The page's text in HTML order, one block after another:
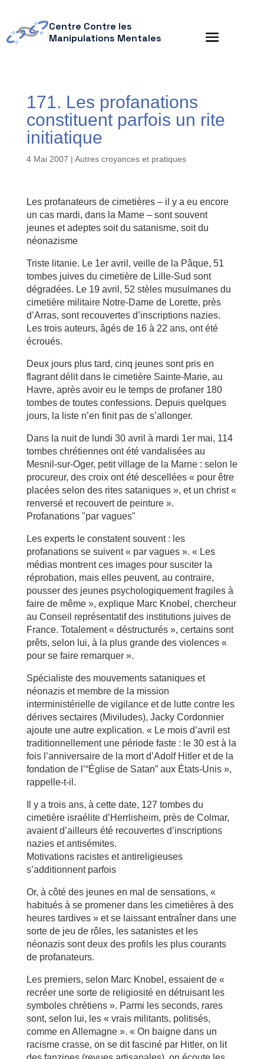
Centre Contre les
Manipulations Mentales
171. Les profanations
constituent parfois un rite
initiatique
4 Mai 2007 | Autres croyances et pratiques
Les profanateurs de cimetières – il y a eu encore
un cas mardi, dans la Marne – sont souvent
jeunes et adeptes soit du satanisme, soit du
néonazisme
Triste litanie. Le 1er avril, veille de la Pâque, 51
tombes juives du cimetière de Lille-Sud sont
dégradées. Le 19 avril, 52 stèles musulmanes du
cimetière militaire Notre-Dame de Lorette, près
d’Arras, sont recouvertes d’inscriptions nazies.
Les trois auteurs, âgés de 16 à 22 ans, ont été
écroués.
Deux jours plus tard, cinq jeunes sont pris en
flagrant délit dans le cimetière Sainte-Marie, au
Havre, après avoir eu le temps de profaner 180
tombes de toutes confessions. Depuis quelques
jours, la liste n’en finit pas de s’allonger.
Dans la nuit de lundi 30 avril à mardi 1er mai, 114
tombes chrétiennes ont été vandalisées au
Mesnil-sur-Oger, petit village de la Marne : selon le
procureur, des croix ont été descellées « pour être
placées selon des rites sataniques », et un christ «
renversé et recouvert de peinture ».
Profanations "par vagues"
Les experts le constatent souvent : les
profanations se suivent « par vagues ». « Les
médias montrent ces images pour susciter la
réprobation, mais elles peuvent, au contraire,
pousser des jeunes psychologiquement fragiles à
faire de même », explique Marc Knobel, chercheur
au Conseil représentatif des institutions juives de
France. Totalement « déstructurés », certains sont
prêts, selon lui, à la plus grande des violences «
pour se faire remarquer ».
Spécialiste des mouvements sataniques et
néonazis et membre de la mission
interministérielle de vigilance et de lutte contre les
dérives sectaires (Miviludes), Jacky Cordonnier
ajoute une autre explication. « Le mois d’avril est
traditionnellement une période faste : le 30 est à la
fois l’anniversaire de la mort d’Adolf Hitler et de la
fondation de l’“Église de Satan” aux États-Unis »,
rappelle-t-il.
Il y a trois ans, à cette date, 127 tombes du
cimetière israélite d’Herrlisheim, près de Colmar,
avaient d’ailleurs été recouvertes d’inscriptions
nazies et antisémites.
Motivations racistes et antireligieuses
s’additionnent parfois
Or, à côté des jeunes en mal de sensations, «
habitués à se promener dans les cimetières à des
heures tardives » et se laissant entraîner dans une
sorte de jeu de rôles, les satanistes et les
néonazis sont deux des profils les plus courants
de profanateurs.
Les premiers, selon Marc Knobel, essaient de «
recréer une sorte de religiosité en détruisant les
symboles chrétiens ». Parmi les seconds, rares
sont, selon lui, les « vrais militants, politisés,
comme en Allemagne ». « On baigne dans un
racisme crasse, on se dit fasciné par Hitler, on lit